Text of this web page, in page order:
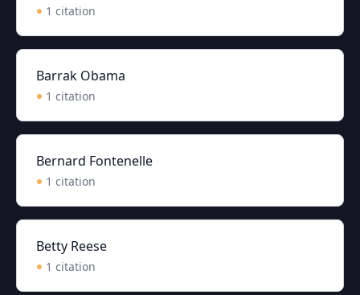
1 citation
Barrak Obama
1 citation
Bernard Fontenelle
1 citation
Betty Reese
1 citation